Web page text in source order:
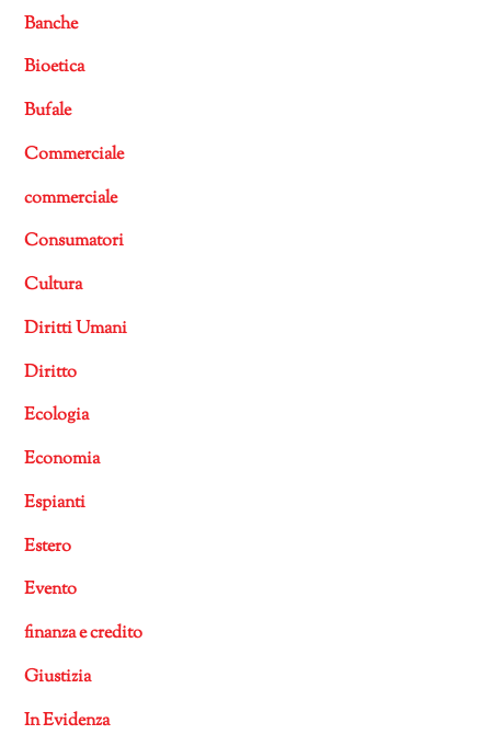
Banche
Bioetica
Bufale
Commerciale
commerciale
Consumatori
Cultura
Diritti Umani
Diritto
Ecologia
Economia
Espianti
Estero
Evento
finanza e credito
Giustizia
In Evidenza